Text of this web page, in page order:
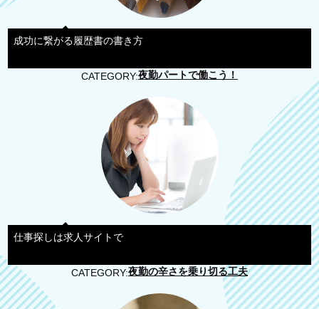
成功に繋がる履歴書の書き方
CATEGORY:夜勤パートで働こう！
仕事探しは求人サイトで
CATEGORY:夜勤の辛さを乗り切る工夫